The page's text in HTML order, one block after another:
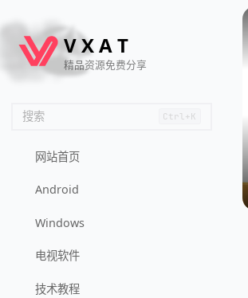
🙌
🐟
🏖️
VXA T
精品资源免费分享
搜索 Ctrl+K
网站首页
Android
Windows
电视软件
技术教程